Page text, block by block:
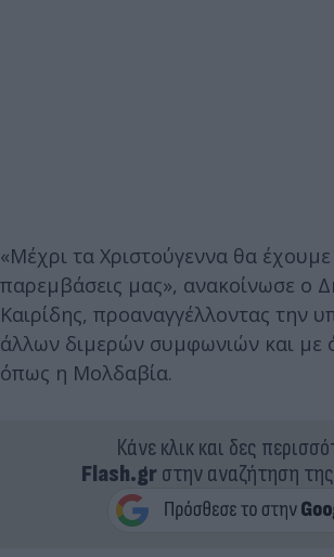
«Μέχρι τα Χριστούγεννα θα έχουμε
παρεμβάσεις μας», ανακοίνωσε ο
Καιρίδης, προαναγγέλλοντας την
άλλων διμερών συμφωνιών και με
όπως η Μολδαβία.
Κάνε κλικ και δες
Flash.grστην αναζήτηση της